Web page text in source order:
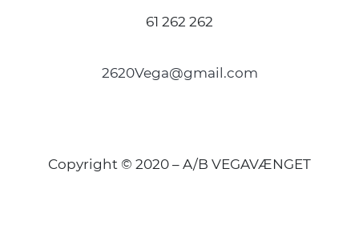
61 262 262
2620Vega@gmail.com
Copyright © 2020 – A/B VEGAVÆNGET